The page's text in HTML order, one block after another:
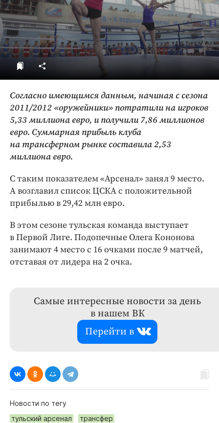
Согласно имеющимся данным, начиная с сезона
2011/2012 «оружейники» потратили на игроков
5,33 миллиона евро, и получили 7,86 миллионов
евро. Суммарная прибыль клуба
на трансферном рынке составила 2,53
миллиона евро.
С таким показателем «Арсенал» занял 9 место.
А возглавил список ЦСКА с положительной
прибылью в 29,42 млн евро.
В этом сезоне тульская команда выступает
в Первой Лиге. Подопечные Олега Кононова
занимают 4 место с 16 очками после 9 матчей,
отставая от лидера на 2 очка.
Самые интересные новости за день
в нашем ВК
Перейти в
Новости по тегу
тульский арсенал
трансфер